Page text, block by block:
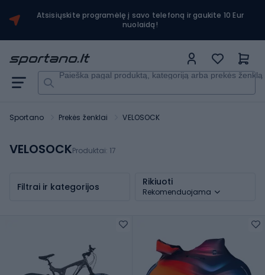
Atsisiųskite programėlę į savo telefoną ir gaukite 10 Eur
nuolaidą!
Paieška pagal produktą, kategoriją arba prekės ženklą
Sportano Prekės ženklai VELOSOCK
VELOSOCKProduktai: 17
Filtrai ir kategorijos Rikiuoti
Rekomenduojama